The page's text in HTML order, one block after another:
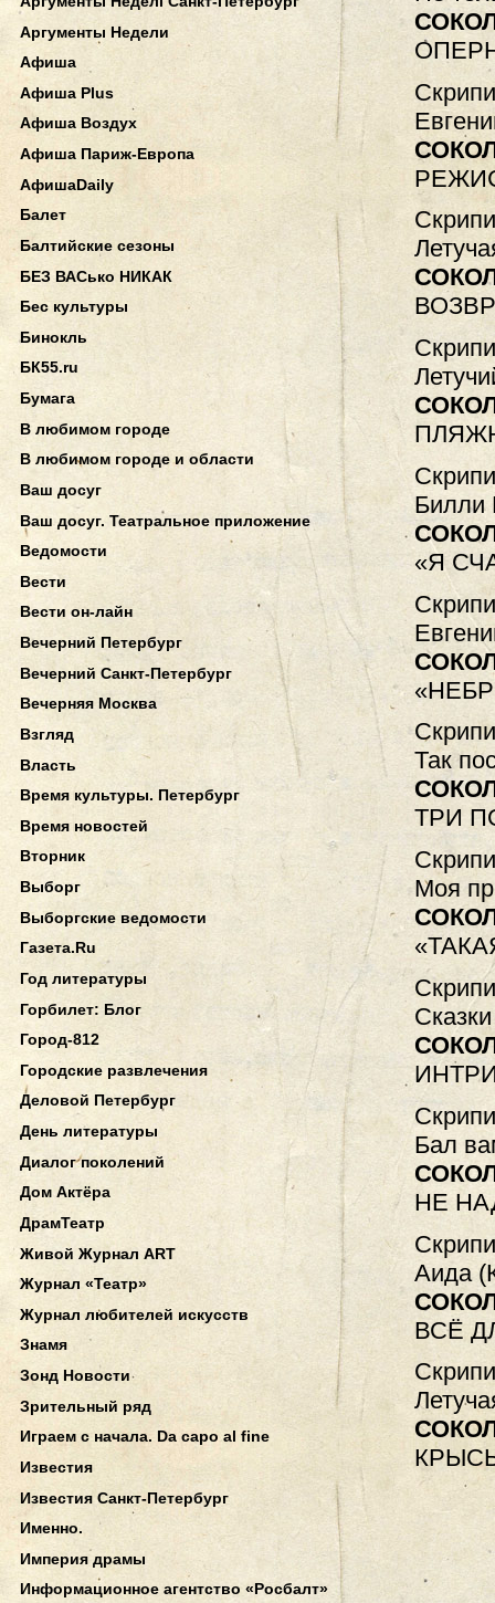
Билли
«Я
Так
ТРИ
Моя
Бал
НЕ
Аида
ВСË
Аргументы Недели
Афиша
Афиша Plus
Афиша Воздух
Афиша Париж-Европа
АфишаDaily
Балет
Балтийские сезоны
БЕЗ ВАСько НИКАК
Бес культуры
Бинокль
БК55.ru
Бумага
В любимом городе
В любимом городе и области
Ваш досуг
Ваш досуг. Театральное приложение
Ведомости
Вести
Вести он-лайн
Вечерний Петербург
Вечерний Санкт-Петербург
Вечерняя Москва
Взгляд
Власть
Время культуры. Петербург
Время новостей
Вторник
Выборг
Выборгские ведомости
Газета.Ru
Год литературы
Горбилет: Блог
Город-812
Городские развлечения
Деловой Петербург
День литературы
Диалог поколений
Дом Актёра
ДрамТеатр
Живой Журнал ART
Журнал «Театр»
Журнал любителей искусств
Знамя
Зонд Новости
Зрительный ряд
Играем с начала. Da capo al fine
Известия
Известия Санкт-Петербург
Именно.
Империя драмы
Информационное агентство «Росбалт»